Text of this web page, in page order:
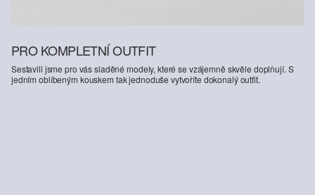
PRO KOMPLETNÍ OUTFIT
Sestavili jsme pro vás sladěné modely, které se vzájemně skvěle doplňují. S
jedním oblíbeným kouskem tak jednoduše vytvoříte dokonalý outfit.